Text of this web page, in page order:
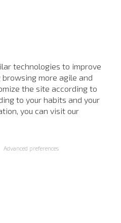
technologies to improve
more agile and
the site according to
to your habits and your
you can visit our
Advanced preferences